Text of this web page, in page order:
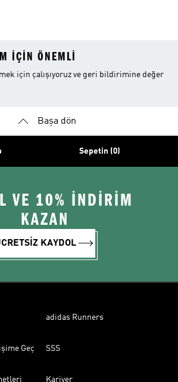
IÇIN ÖNEMLI
için çalışıyoruz ve geri bildirimine değer
Başa dön
Sepetin (0)
VE 10% İNDİRİM
KAZAN
KAYDOL
adidas Runners
Geç SSS
Kariyer